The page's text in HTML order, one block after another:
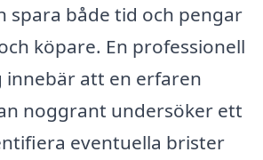
spara både tid och pengar
köpare. En professionell
innebär att en erfaren
noggrant undersöker ett
eventuella brister